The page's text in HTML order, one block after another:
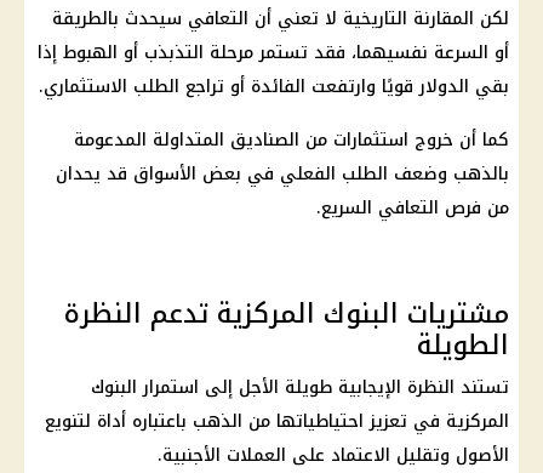
لكن المقارنة التاريخية لا تعني أن التعافي سيحدث بالطريقة
أو السرعة نفسيهما، فقد تستمر مرحلة التذبذب أو الهبوط إذا
بقي الدولار قويًا وارتفعت الفائدة أو تراجع الطلب الاستثماري.
كما أن خروج استثمارات من الصناديق المتداولة المدعومة
بالذهب وضعف الطلب الفعلي في بعض الأسواق قد يحدان
من فرص التعافي السريع.
مشتريات البنوك المركزية تدعم النظرة
الطويلة
تستند النظرة الإيجابية طويلة الأجل إلى استمرار البنوك
المركزية في تعزيز احتياطياتها من الذهب باعتباره أداة لتنويع
الأصول وتقليل الاعتماد على العملات الأجنبية.